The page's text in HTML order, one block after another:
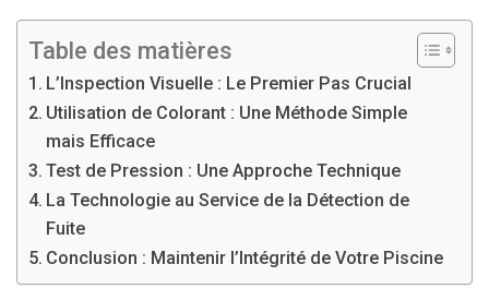
Table des matières
L’Inspection Visuelle : Le Premier Pas Crucial
Utilisation de Colorant : Une Méthode Simple
mais Efficace
Test de Pression : Une Approche Technique
La Technologie au Service de la Détection de
Fuite
Conclusion : Maintenir l’Intégrité de Votre Piscine